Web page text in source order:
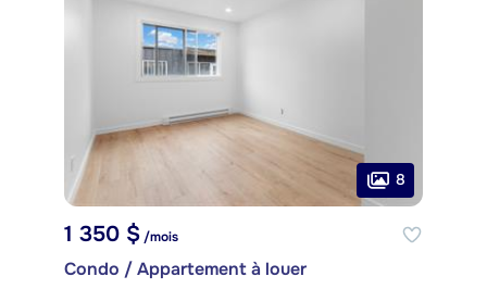
8
1 350 $/mois
Condo / Appartement à louer